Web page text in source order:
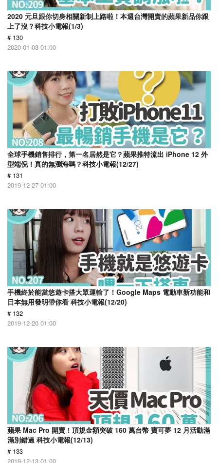
2020 元旦跟你切身相關新制上路啦！本週台灣開賣的蘋果新品你跟
上了沒？科技小電報(1/3)
# 130
2020-01-03 01:00
全球手機銷售排行，第一名居然是它？蘋果推特流出 iPhone 12 外
型端倪！真的無瀏海嗎？科技小電報(12/27)
# 131
2019-12-27 01:00
手機終於能當悠遊卡搭大眾運輸了！Google Maps 電動車新功能和
日本無用發明帶你看 科技小電報(12/20)
# 132
2019-12-20 01:00
蘋果 Mac Pro 開賣！頂規金額突破 160 萬台幣 寶可夢 12 月活動滿
滿別錯過 科技小電報(12/13)
# 133
2019-12-13 01:00